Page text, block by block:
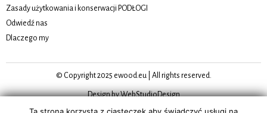
Zasady użytkowania i konserwacji PODŁOGI
Odwiedź nas
Dlaczego my
© Copyright 2025 ewood.eu | All rights reserved.
Design by WebStudioDesign